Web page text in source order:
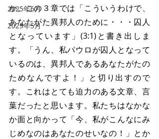
2025年6月
2025年5月
か。この３章では「こういうわけで、
あなたがた異邦人のために・・・囚人
となっています」(3:1)と書き出しま
す。「うん、私パウロが囚人となって
いるのは、異邦人であるあなたがたの
ためなんですよ！」と切り出すので
す。これはとても迫力のある文章、言
葉だったと思います。私たちはなかな
か面と向かって「今、私がこんなにみ
じめなのはあなたのせいなの！」とか